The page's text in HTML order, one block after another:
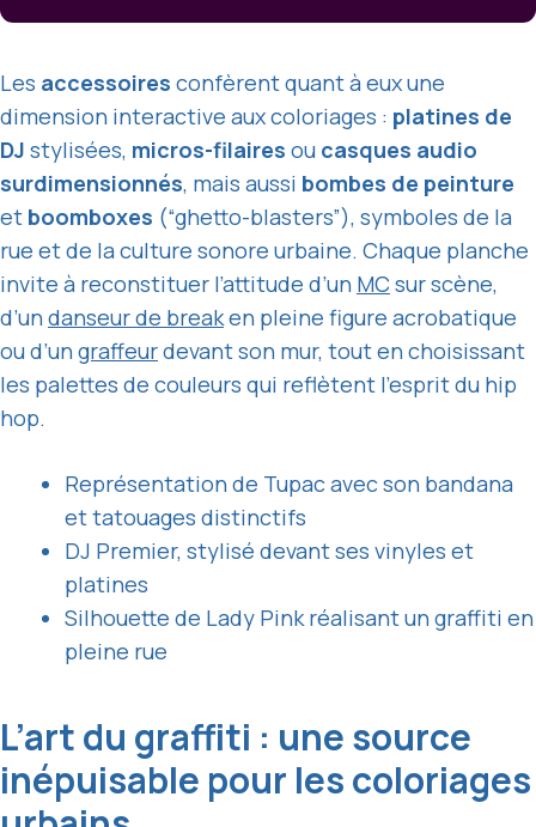
Les accessoires confèrent quant à eux une
dimension interactive aux coloriages : platines de
DJ stylisées, micros-filaires ou casques audio
surdimensionnés, mais aussi bombes de peinture
et boomboxes (“ghetto-blasters”), symboles de la
rue et de la culture sonore urbaine. Chaque planche
invite à reconstituer l’attitude d’un MC sur scène,
d’undanseur de breaken pleine figure acrobatique
ou d’ungraffeurdevant son mur, tout en choisissant
les palettes de couleurs qui reflètent l’esprit du hip
hop.
Représentation de Tupac avec son bandana
et tatouages distinctifs
DJ Premier, stylisé devant ses vinyles et
platines
Silhouette de Lady Pink réalisant un graffiti en
pleine rue
L’art du graffiti : une source
inépuisable pour les coloriages